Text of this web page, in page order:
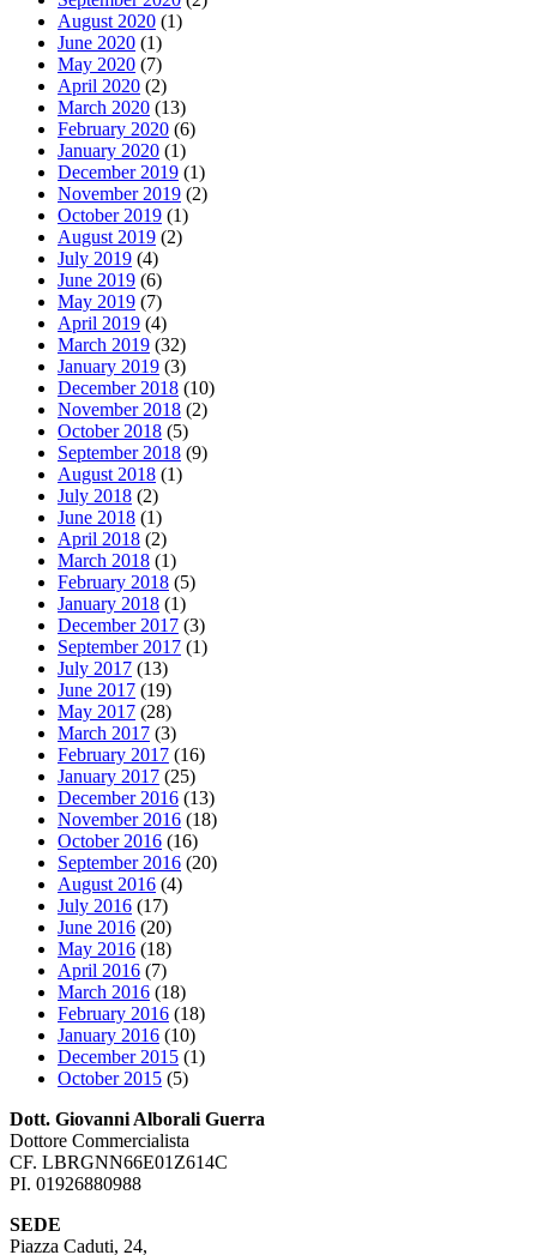
August 2020 (1)
June 2020 (1)
May 2020 (7)
April 2020 (2)
March 2020 (13)
February 2020 (6)
January 2020 (1)
December 2019 (1)
November 2019 (2)
October 2019 (1)
August 2019 (2)
July 2019 (4)
June 2019 (6)
May 2019 (7)
April 2019 (4)
March 2019 (32)
January 2019 (3)
December 2018 (10)
November 2018 (2)
October 2018 (5)
September 2018 (9)
August 2018 (1)
July 2018 (2)
June 2018 (1)
April 2018 (2)
March 2018 (1)
February 2018 (5)
January 2018 (1)
December 2017 (3)
September 2017 (1)
July 2017 (13)
June 2017 (19)
May 2017 (28)
March 2017 (3)
February 2017 (16)
January 2017 (25)
December 2016 (13)
November 2016 (18)
October 2016 (16)
September 2016 (20)
August 2016 (4)
July 2016 (17)
June 2016 (20)
May 2016 (18)
April 2016 (7)
March 2016 (18)
February 2016 (18)
January 2016 (10)
December 2015 (1)
October 2015 (5)
Dott. Giovanni Alborali Guerra
Dottore Commercialista
CF. LBRGNN66E01Z614C
PI. 01926880988
SEDE
Piazza Caduti, 24,